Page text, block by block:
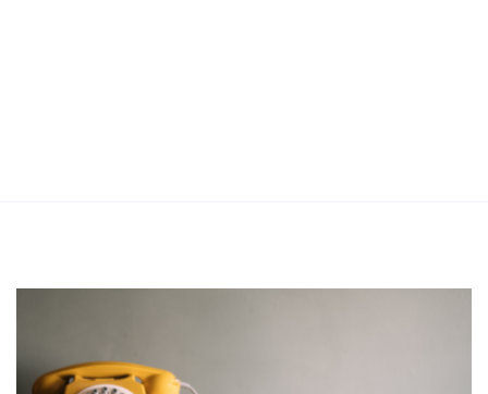
BLIJF OP DE HOOGTE
een mailtje wanneer er nieuw Digitaal Lesmateriaal